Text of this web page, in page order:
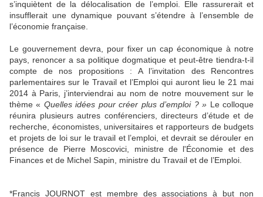
s’inquiètent de la délocalisation de l’emploi. Elle rassurerait et
insufflerait une dynamique pouvant s’étendre à l’ensemble de
l’économie française.
Le gouvernement devra, pour fixer un cap économique à notre
pays, renoncer a sa politique dogmatique et peut-être tiendra-t-il
compte de nos propositions : A l’invitation des Rencontres
parlementaires sur le Travail et l’Emploi qui auront lieu le 21 mai
2014 à Paris, j’interviendrai au nom de notre mouvement sur le
thème « Quelles idées pour créer plus d’emploi ? » Le colloque
réunira plusieurs autres conférenciers, directeurs d’étude et de
recherche, économistes, universitaires et rapporteurs de budgets
et projets de loi sur le travail et l’emploi, et devrait se dérouler en
présence de Pierre Moscovici, ministre de l'Économie et des
Finances et de Michel Sapin, ministre du Travail et de l’Emploi.
*Francis JOURNOTest membre des associations à but non